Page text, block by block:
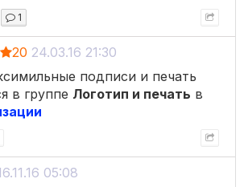
1
20 24.03.16 21:30
подписи и печать
в группе Логотип и печать в
05:08